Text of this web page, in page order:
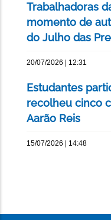
Trabalhadoras
momento de
do Julho das
20/07/2026 | 12:31
Estudantes
recolheu cinco
Aarão Reis
15/07/2026 | 14:48